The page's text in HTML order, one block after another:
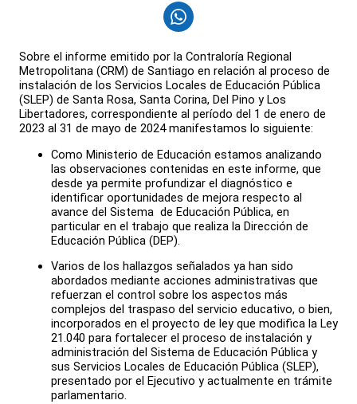
Sobre el informe emitido por la Contraloría Regional
Metropolitana (CRM) de Santiago en relación al proceso de
instalación de los Servicios Locales de Educación Pública
(SLEP) de Santa Rosa, Santa Corina, Del Pino y Los
Libertadores, correspondiente al período del 1 de enero de
2023 al 31 de mayo de 2024 manifestamos lo siguiente:
Como Ministerio de Educación estamos analizando
las observaciones contenidas en este informe, que
desde ya permite profundizar el diagnóstico e
identificar oportunidades de mejora respecto al
avance del Sistema de Educación Pública, en
particular en el trabajo que realiza la Dirección de
Educación Pública (DEP).
Varios de los hallazgos señalados ya han sido
abordados mediante acciones administrativas que
refuerzan el control sobre los aspectos más
complejos del traspaso del servicio educativo, o bien,
incorporados en el proyecto de ley que modifica la Ley
21.040 para fortalecer el proceso de instalación y
administración del Sistema de Educación Pública y
sus Servicios Locales de Educación Pública (SLEP),
presentado por el Ejecutivo y actualmente en trámite
parlamentario.